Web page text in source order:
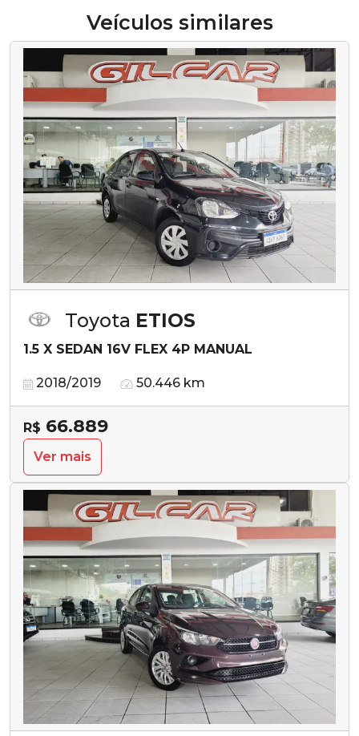
Veículos similares
Toyota ETIOS
1.5 X SEDAN 16V FLEX 4P MANUAL
2018/2019 50.446 km
R$ 66.889
Ver mais